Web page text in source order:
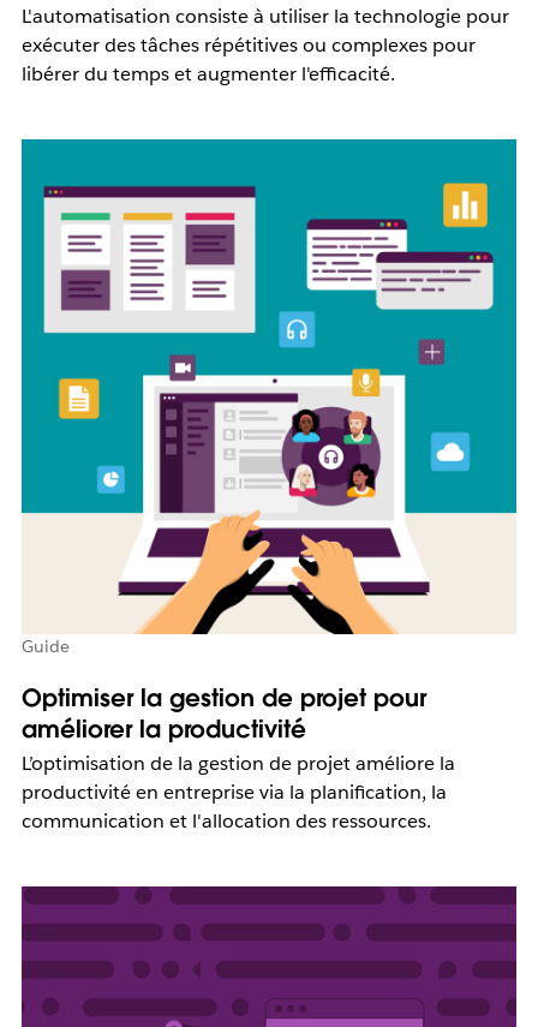
L'automatisation consiste à utiliser la technologie pour
exécuter des tâches répétitives ou complexes pour
libérer du temps et augmenter l'efficacité.
Guide
Optimiser la gestion de projet pour
améliorer la productivité
L’optimisation de la gestion de projet améliore la
productivité en entreprise via la planification, la
communication et l'allocation des ressources.